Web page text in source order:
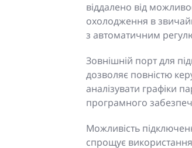
віддалено від
охолодження в
з автоматичним
Зовнішній порт для
дозволяє повністю
аналізувати графіки
програмного
Можливість
спрощує